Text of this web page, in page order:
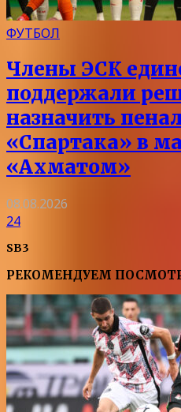
ФУТБОЛ
Члены ЭСК
поддержали
назначить
«Спартака» в
«Ахматом»
08.08.2026
24
SB3
РЕКОМЕНДУЕМ